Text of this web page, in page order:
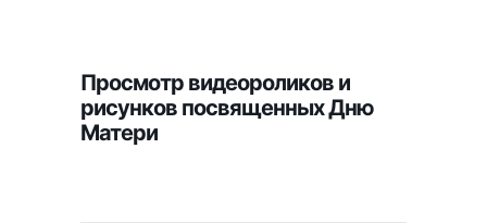
Просмотр видеороликов и
рисунков посвященных Дню
Матери